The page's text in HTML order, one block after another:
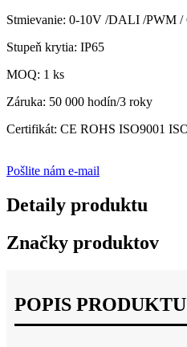
Stmievanie: 0-10V /DALI /PWM
Stupeň krytia: IP65
MOQ: 1 ks
Záruka: 50 000 hodín/3 roky
Certifikát: CE ROHS ISO9001
Pošlite nám e-mail
Detaily produktu
Značky produktov
POPIS PRODUKTU